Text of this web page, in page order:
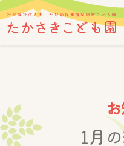
メインナビゲーシ
1月